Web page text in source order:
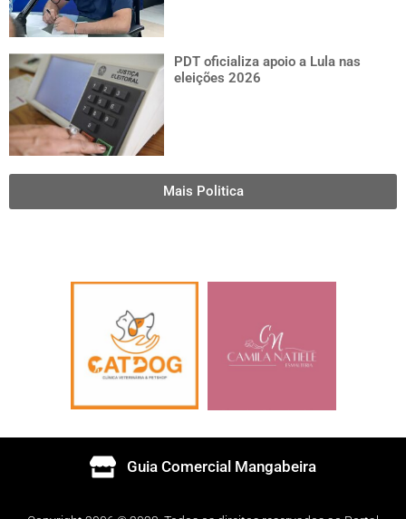
PDT oficializa apoio a Lula nas
eleições 2026
Mais Politica
Guia Comercial Mangabeira